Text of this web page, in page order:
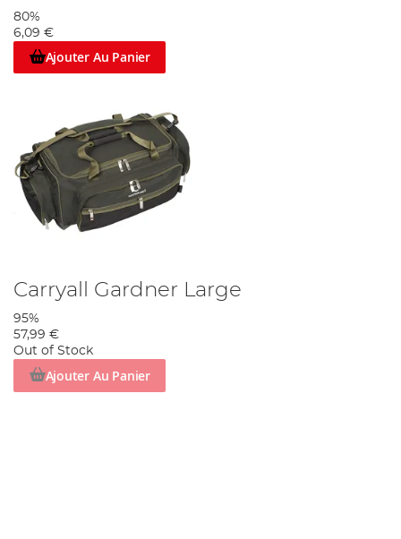
80%
6,09 €
Ajouter Au Panier
Carryall Gardner Large
95%
57,99 €
Out of Stock
Ajouter Au Panier